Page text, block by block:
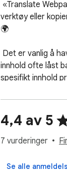
verktøy eller
🌍
innhold ofte låst
spesifikt innhold
Tenk deg for eksempel at du åpner en fransk artikkel om de nyeste teknologitrendene. Normalt må du kopiere teksten inn i en oversetter. Her vises
siden automatisk
med ett klikk blir
4,4 av 5
7 vurderinger
Se alle